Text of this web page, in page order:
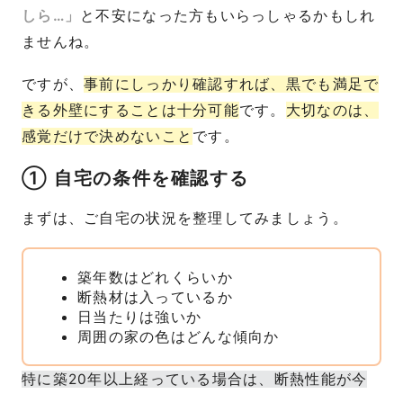
しら…」 と不安になった方もいらっしゃるかもしれ
ませんね。
ですが、事前にしっかり確認すれば、黒でも満足で
きる外壁にすることは十分可能です。 大切なのは、
感覚だけで決めないこと です。
① 自宅の条件を確認する
まずは、ご自宅の状況を整理してみましょう。
築年数はどれくらいか
断熱材は入っているか
日当たりは強いか
周囲の家の色はどんな傾向か
特に築20年以上経っている場合は、断熱性能が今